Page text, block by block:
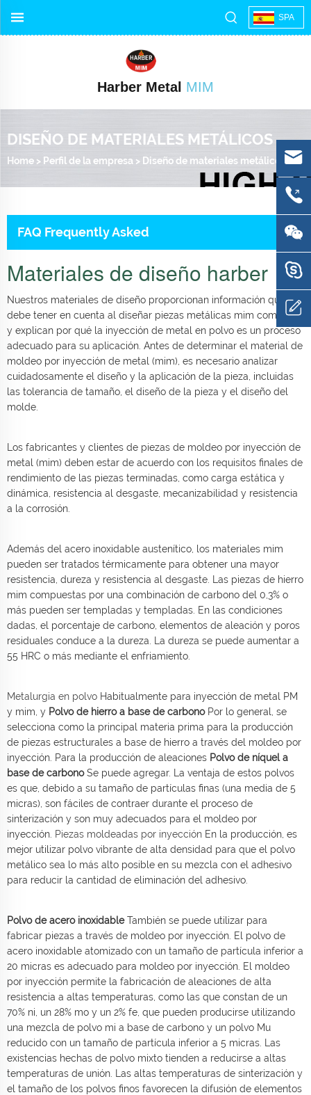
SPA
Harber Metal MIM
DISEÑO DE MATERIALES METÁLICOS
Home > Perfil de la empresa > Diseño de materiales metálicos
FAQ Frequently Asked
Materiales de diseño harber
Nuestros materiales de diseño proporcionan información que
debe tener en cuenta al diseñar piezas metálicas mim complejas
y explican por qué la inyección de metal en polvo es un proceso
adecuado para su aplicación. Antes de determinar el material de
moldeo por inyección de metal (mim), es necesario analizar
cuidadosamente el diseño y la aplicación de la pieza, incluidas
las tolerancia de tamaño, el diseño de la pieza y el diseño del
molde.
Los fabricantes y clientes de piezas de moldeo por inyección de
metal (mim) deben estar de acuerdo con los requisitos finales de
rendimiento de las piezas terminadas, como carga estática y
dinámica, resistencia al desgaste, mecanizabilidad y resistencia
a la corrosión.
Además del acero inoxidable austenítico, los materiales mim
pueden ser tratados térmicamente para obtener una mayor
resistencia, dureza y resistencia al desgaste. Las piezas de hierro
mim compuestas por una combinación de carbono del 0,3% o
más pueden ser templadas y templadas. En las condiciones
dadas, el porcentaje de carbono, elementos de aleación y poros
residuales conduce a la dureza. La dureza se puede aumentar a
55 HRC o más mediante el enfriamiento.
Metalurgia en polvo Habitualmente para inyección de metal PM
y mim, y Polvo de hierro a base de carbono Por lo general, se
selecciona como la principal materia prima para la producción
de piezas estructurales a base de hierro a través del moldeo por
inyección. Para la producción de aleaciones Polvo de níquel a
base de carbonoSe puede agregar. La ventaja de estos polvos
es que, debido a su tamaño de partículas finas (una media de 5
micras), son fáciles de contraer durante el proceso de
sinterización y son muy adecuados para el moldeo por
inyección. Piezas moldeadas por inyección En la producción, es
mejor utilizar polvo vibrante de alta densidad para que el polvo
metálico sea lo más alto posible en su mezcla con el adhesivo
para reducir la cantidad de eliminación del adhesivo.
Polvo de acero inoxidableTambién se puede utilizar para
fabricar piezas a través de moldeo por inyección. El polvo de
acero inoxidable atomizado con un tamaño de partícula inferior a
20 micras es adecuado para moldeo por inyección. El moldeo
por inyección permite la fabricación de aleaciones de alta
resistencia a altas temperaturas, como las que constan de un
70% ni, un 28% mo y un 2% fe, que pueden producirse utilizando
una mezcla de polvo mi a base de carbono y un polvo Mu
reducido con un tamaño de partícula inferior a 5 micras. Las
existencias hechas de polvo mixto tienden a reducirse a altas
temperaturas de unión. Las altas temperaturas de sinterización y
el tamaño de los polvos finos favorecen la difusión de elementos